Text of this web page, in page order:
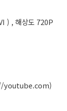
) , 해상도 720P
youtube.com)